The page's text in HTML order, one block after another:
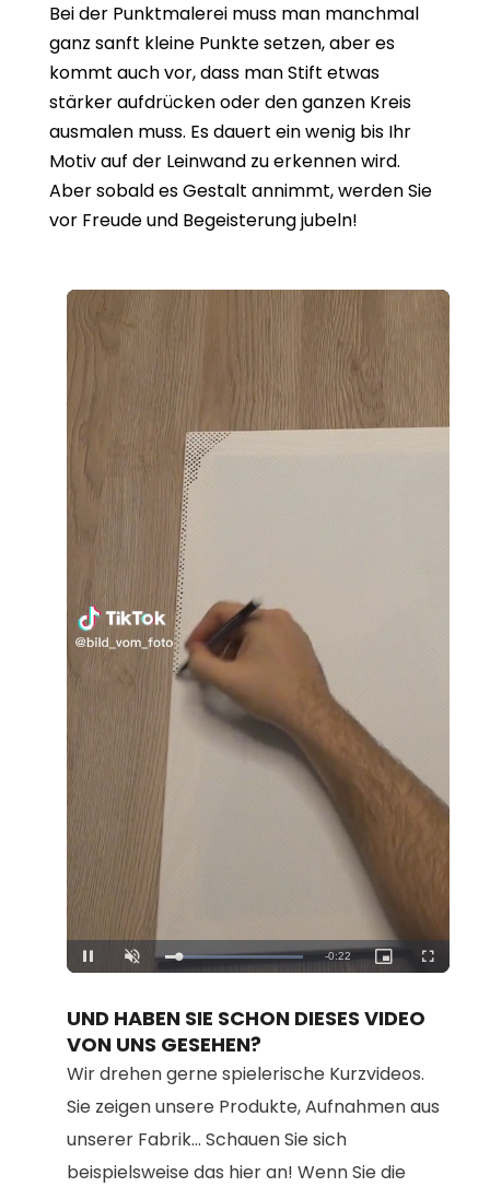
Bei der Punktmalerei muss man manchmal
ganz sanft kleine Punkte setzen, aber es
kommt auch vor, dass man Stift etwas
stärker aufdrücken oder den ganzen Kreis
ausmalen muss. Es dauert ein wenig bis Ihr
Motiv auf der Leinwand zu erkennen wird.
Aber sobald es Gestalt annimmt, werden Sie
vor Freude und Begeisterung jubeln!
Unmute Loaded:
100.00%
UND HABEN SIE SCHON DIESES VIDEO
VON UNS GESEHEN?
Wir drehen gerne spielerische Kurzvideos.
Sie zeigen unsere Produkte, Aufnahmen aus
unserer Fabrik... Schauen Sie sich
beispielsweise das hier an! Wenn Sie die